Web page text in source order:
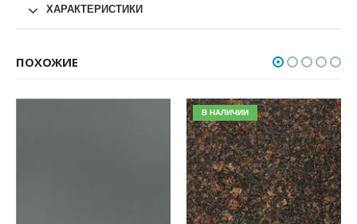
ХАРАКТЕРИСТИКИ
ПОХОЖИЕ
В НАЛИЧИИ